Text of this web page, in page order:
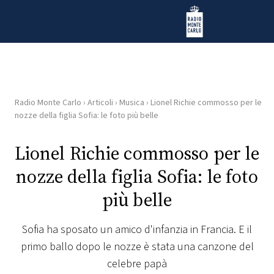
Radio Monte Carlo
HOME
RADIO
WEB
PLAYLIST
Radio Monte Carlo › Articoli › Musica › Lionel Richie commosso per le
nozze della figlia Sofia: le foto più belle
Lionel Richie commosso per le
nozze della figlia Sofia: le foto
più belle
Sofia ha sposato un amico d'infanzia in Francia. E il
primo ballo dopo le nozze è stata una canzone del
celebre papà